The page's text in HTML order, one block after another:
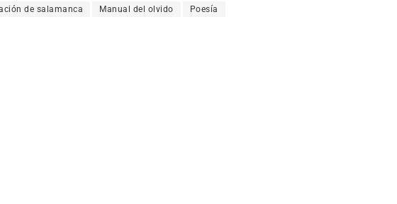
de salamanca Manual del olvido Poesía